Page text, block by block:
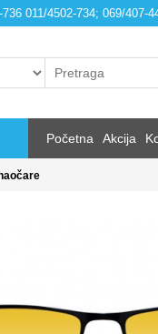
011/4502-734; 069/
Početna Akcija